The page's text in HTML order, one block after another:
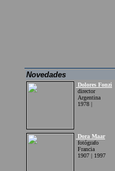
Novedades
Dolores Fonzi
director
Argentina
1978 |
Dora Maar
fotógrafo
Francia
1907 | 1997